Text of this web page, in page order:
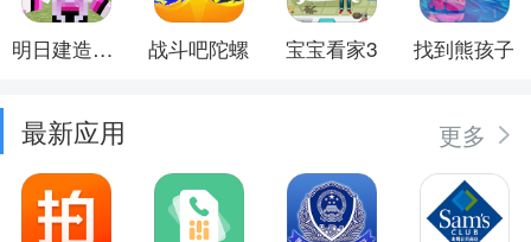
明日建造大师 战斗吧陀螺 宝宝看家3 找到熊孩子
最新应用 更多